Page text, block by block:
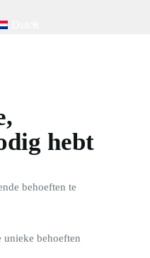
hebt
behoeften te
unieke behoeften